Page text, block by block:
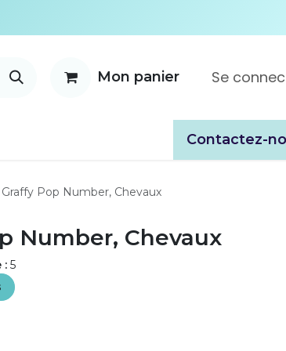
Mon panier Se
Catalogues
​​Contactez-
Graffy Pop Number, Chevaux
Number, Chevaux
: 5